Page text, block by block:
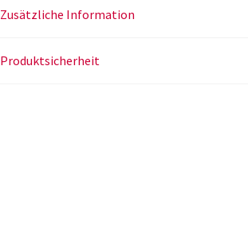
Zusätzliche Information
Produktsicherheit